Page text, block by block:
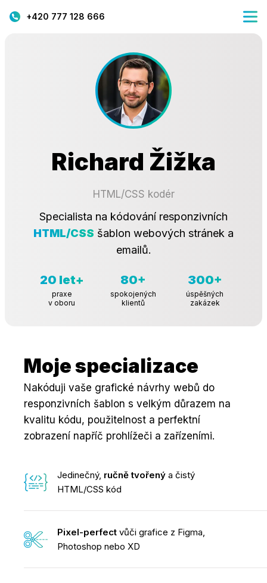
+420 777 128 666
Richard Žižka
HTML/CSS kodér
Specialista na kódování responzivních
HTML/CSS šablon webových stránek a
emailů.
20 let+
praxe
v oboru
80+
spokojených
klientů
300+
úspěšných
zakázek
Moje specializace
Nakóduji vaše grafické návrhy webů do
responzivních šablon s velkým důrazem na
kvalitu kódu, použitelnost a perfektní
zobrazení napříč prohlížeči a zařízeními.
Jedinečný, ručně tvořený a čistý
HTML/CSS kód
Pixel-perfect vůči grafice z Figma,
Photoshop nebo XD